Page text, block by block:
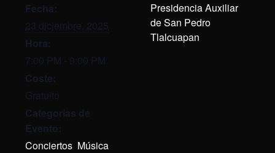
Fecha:
23 diciembre, 2025
Hora:
7:00 PM - 9:00 PM
Coste:
Gratuito
Categorías de
Evento:
Conciertos, Música
Presidencia Auxiliar
de San Pedro
Tlalcuapan